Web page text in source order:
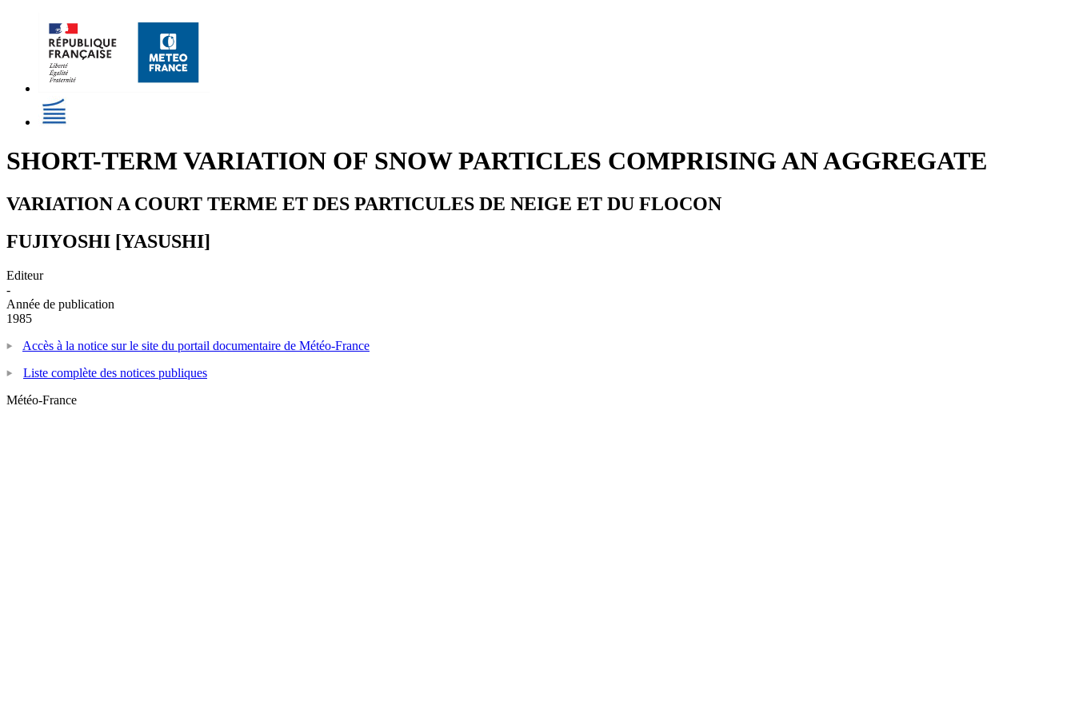
SHORT-TERM VARIATION OF SNOW PARTICLES COMPRISING AN AGGREGATE
VARIATION A COURT TERME ET DES PARTICULES DE NEIGE ET DU FLOCON
FUJIYOSHI [YASUSHI]
Editeur
-
Année de publication
1985
Accès à la notice sur le site du portail documentaire de Météo-France
Liste complète des notices publiques
Météo-France